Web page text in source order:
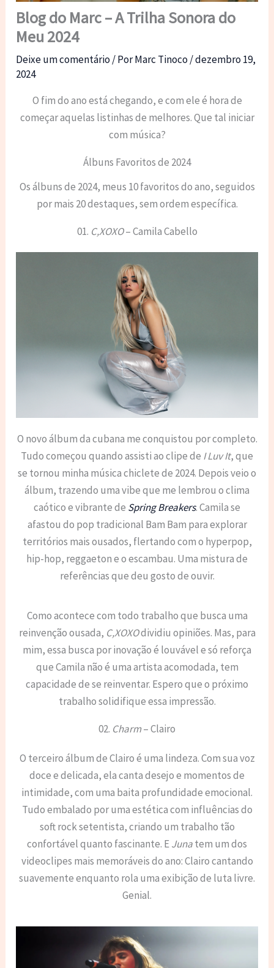
Blog do Marc – A Trilha Sonora do
Meu 2024
Deixe um comentário/ PorMarc Tinoco/dezembro 19,
2024
O fim do ano está chegando, e com ele é hora de
começar aquelas listinhas de melhores. Que tal iniciar
com música?
Álbuns Favoritos de 2024
Os álbuns de 2024, meus 10 favoritos do ano, seguidos
por mais 20 destaques, sem ordem específica.
01. C,XOXO– Camila Cabello
O novo álbum da cubana me conquistou por completo.
Tudo começou quando assisti ao clipe de I Luv It, que
se tornou minha música chiclete de 2024. Depois veio o
álbum, trazendo uma vibe que me lembrou o clima
caótico e vibrante de Spring Breakers. Camila se
afastou do pop tradicional Bam Bam para explorar
territórios mais ousados, flertando com o hyperpop,
hip-hop, reggaeton e o escambau. Uma mistura de
referências que deu gosto de ouvir.
Como acontece com todo trabalho que busca uma
reinvenção ousada, C,XOXOdividiu opiniões. Mas, para
mim, essa busca por inovação é louvável e só reforça
que Camila não é uma artista acomodada, tem
capacidade de se reinventar. Espero que o próximo
trabalho solidifique essa impressão.
02. Charm– Clairo
O terceiro álbum de Clairo é uma lindeza. Com sua voz
doce e delicada, ela canta desejo e momentos de
intimidade, com uma baita profundidade emocional.
Tudo embalado por uma estética com influências do
soft rock setentista, criando um trabalho tão
confortável quanto fascinante. EJunatem um dos
videoclipes mais memoráveis do ano: Clairo cantando
suavemente enquanto rola uma exibição de luta livre.
Genial.